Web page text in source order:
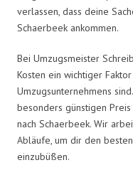
verlassen, dass deine
Schaerbeek ankommen.
Bei Umzugsmeister
Kosten ein wichtiger
Umzugsunternehmens
besonders günstigen
nach Schaerbeek. Wir
Abläufe, um dir den
einzubüßen.